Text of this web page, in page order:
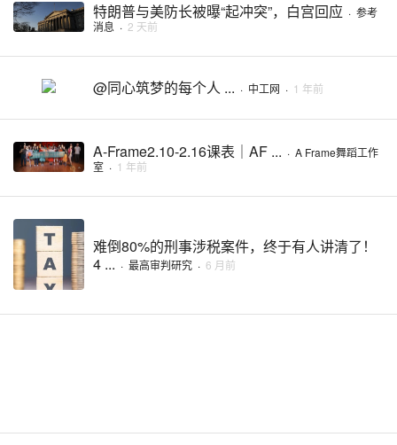
特朗普与美防长被曝“起冲突”，白宫回应 · 参考
消息 · 2 天前
@同心筑梦的每个人 ... · 中工网 · 1 年前
A-Frame2.10-2.16课表｜​AF ... · A Frame舞蹈工作
室 · 1 年前
难倒80%的刑事涉税案件，终于有人讲清了！
4 ... · 最高审判研究 · 6 月前